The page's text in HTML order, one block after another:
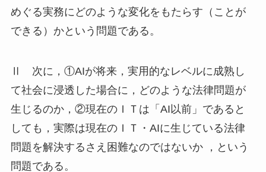
めぐる実務にどのような変化をもたらす（ことが
できる）かという問題である。
Ⅱ 次に，①AIが将来，実用的なレベルに成熟し
て社会に浸透した場合に，どのような法律問題が
生じるのか，②現在のＩＴは「AI以前」であると
しても，実際は現在のＩＴ・AIに生じている法律
問題を解決するさえ困難なのではないか ，という
問題である。